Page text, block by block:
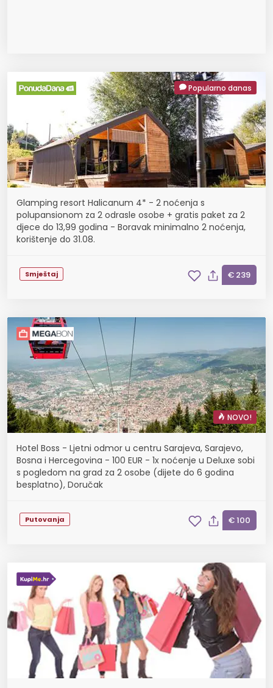
Popularno danas
Glamping resort Halicanum 4* - 2 noćenja s
polupansionom za 2 odrasle osobe + gratis paket za 2
djece do 13,99 godina - Boravak minimalno 2 noćenja,
korištenje do 31.08.
Smještaj € 239
NOVO!
Hotel Boss - Ljetni odmor u centru Sarajeva, Sarajevo,
Bosna i Hercegovina - 100 EUR - 1x noćenje u Deluxe sobi
s pogledom na grad za 2 osobe (dijete do 6 godina
besplatno), Doručak
Putovanja € 100